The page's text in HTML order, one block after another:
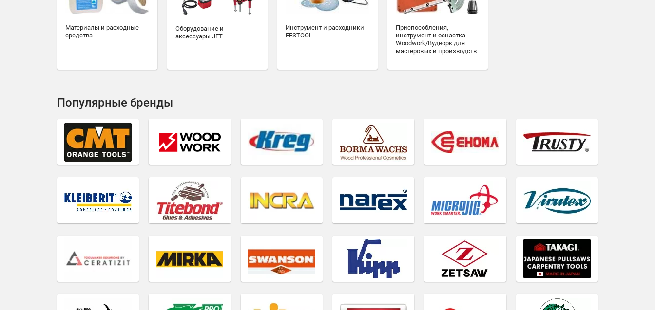
Материалы и расходные
средства
Оборудование и
аксессуары JET
Инструмент и расходники
FESTOOL
Приспособления,
инструмент и оснастка
Woodwork/Вудворк для
мастеровых и производств
Популярные бренды